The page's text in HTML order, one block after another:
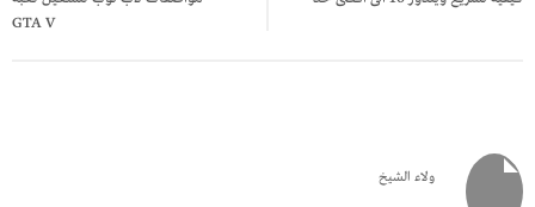
GTA V
ولاء الشيخ